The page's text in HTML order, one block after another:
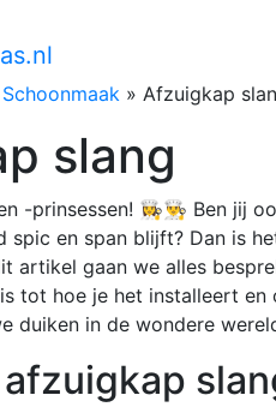
Schoonmaak » Afzuigkap
slang
-prinsessen! 👩‍🍳👨‍🍳 Ben
spic en span blijft? Dan is
artikel gaan we alles
tot hoe je het installeert
duiken in de wondere